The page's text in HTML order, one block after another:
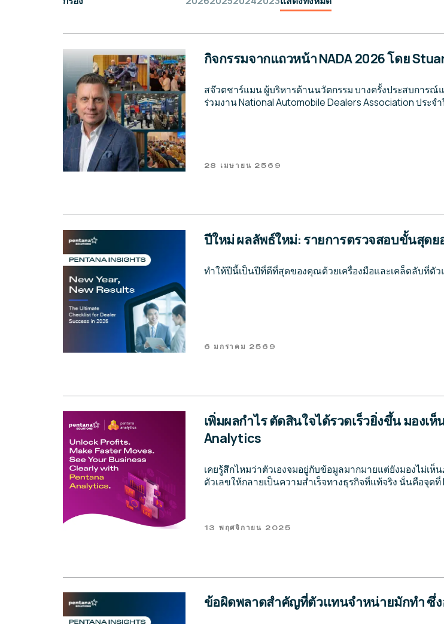
กิจกรรมจากแถวหน้า NADA 2026 โดย
สจ๊วตชาร์แมน ผู้บริหารด้านนวัตกรรม บางครั้งประสบการณ์
ร่วมงาน National Automobile Dealers Association ประ
28 เมษายน 2569
ปีใหม่ ผลลัพธ์ใหม่: รายการตรวจสอบขั้นสุด
ทำให้ปีนี้เป็นปีที่ดีที่สุดของคุณด้วยเครื่องมือและเคล็ดลับที่ตั
6 มกราคม 2569
เพิ่มผลกำไร ตัดสินใจได้รวดเร็วยิ่งขึ้น มอง
Analytics
เคยรู้สึกไหมว่าตัวเองจมอยู่กับข้อมูลมากมายแต่ยังมองไม่
ตัวเลขให้กลายเป็นความสำเร็จทางธุรกิจที่แท้จริง นั่นคือจุด
13 พฤศจิกายน 2025
ข้อผิดพลาดสำคัญที่ตัวแทนจำหน่ายมักทำ ซึ่ง